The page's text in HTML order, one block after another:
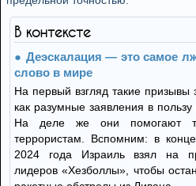
В контексте
Деэскалация — это самое
слово в мире
На первый взгляд такие призывы
как разумные заявления в пользу
На деле же они помогают
террористам. Вспомним: в
2024 года Израиль взял на
лидеров «Хезболлы», чтобы